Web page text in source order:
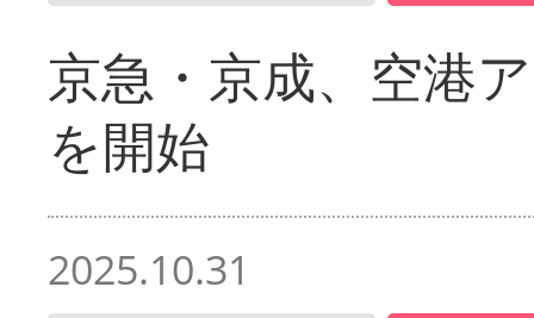
京急・京成、空港
を開始
2025.10.31